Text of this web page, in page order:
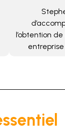
l’obtention